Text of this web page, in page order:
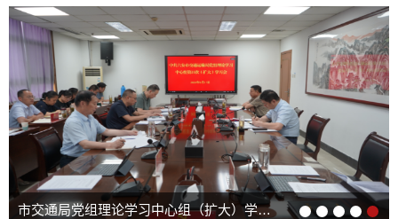
市交通局党组理论学习中心组（扩大）学习会议召开